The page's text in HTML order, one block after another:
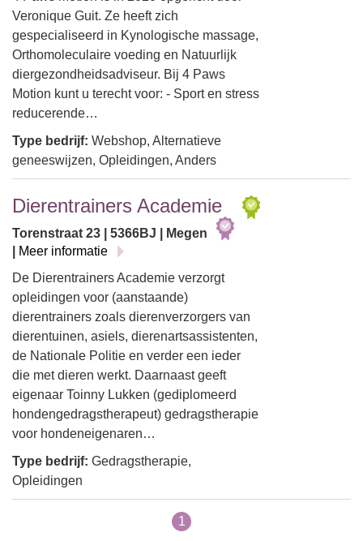
Veronique Guit. Ze heeft zich
gespecialiseerd in Kynologische massage,
Orthomoleculaire voeding en Natuurlijk
diergezondheidsadviseur. Bij 4 Paws
Motion kunt u terecht voor: - Sport en stress
reducerende…
Type bedrijf: Webshop, Alternatieve
geneeswijzen, Opleidingen, Anders
Dierentrainers Academie
Torenstraat 23 | 5366BJ | Megen
Meer informatie
De Dierentrainers Academie verzorgt
opleidingen voor (aanstaande)
dierentrainers zoals dierenverzorgers van
dierentuinen, asiels, dierenartsassistenten,
de Nationale Politie en verder een ieder
die met dieren werkt. Daarnaast geeft
eigenaar Toinny Lukken (gediplomeerd
hondengedragstherapeut) gedragstherapie
voor hondeneigenaren…
Type bedrijf: Gedragstherapie,
Opleidingen
1